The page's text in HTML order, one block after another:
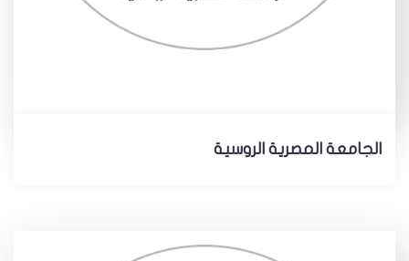
الجامعة المصرية الروسية